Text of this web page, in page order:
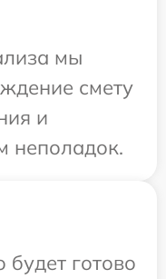
мы
смету
и
неполадок.
будет готово